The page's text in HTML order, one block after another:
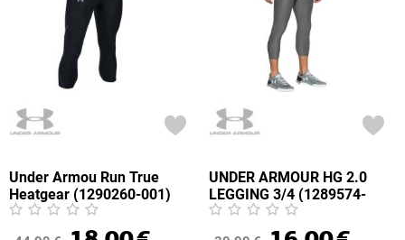
Under Armou Run True
Heatgear (1290260-001)
UNDER ARMOUR HG 2.0
LEGGING 3/4 (1289574-
090)